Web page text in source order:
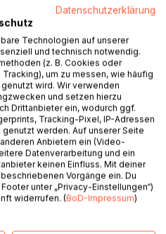
1941 in Hannover geboren,
Pädagogischen Hochschule
2. Staatsprüfung 16 Jahre als
Hauptschule. Von 1979 bis
in Hannover. Sie führte
erfolgreiche System der
Datenschutzerklärung
Technologien auf unserer
und technisch notwendig.
(z. B. Cookies oder
um zu messen, wie häufig
wird. Wir verwenden
und setzen hierzu
Drittanbieter ein, wodurch ggf.
Tracking-Pixel, IP-Adressen
werden. Auf unserer Seite
Anbietern ein (Video-
Datenverarbeitung und ein
keinen Einfluss. Mit deiner
Vorgänge ein. Du
unter „Privacy-Einstellungen“)
widerrufen. (BoD-Impressum)